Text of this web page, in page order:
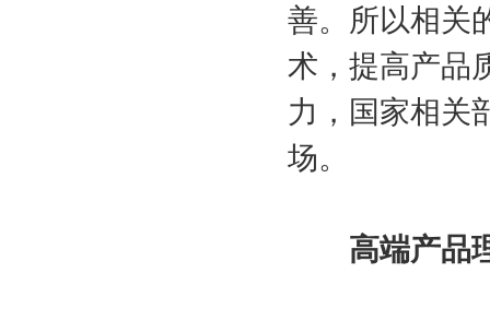
善。所以相关
术，提高产品
力，国家相关
场。
高端产品